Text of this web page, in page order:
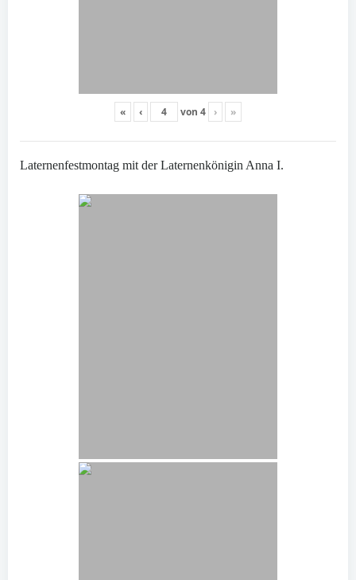
« ‹ von 4 › »
Laternenfestmontag mit der Laternenkönigin Anna I.